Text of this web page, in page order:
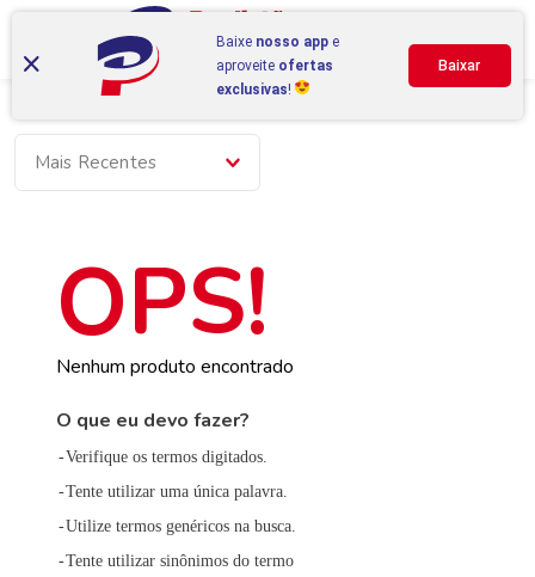
Mais Recentes
Nenhum produto encontrado
O que eu devo fazer?
Verifique os termos digitados.
Tente utilizar uma única palavra.
Utilize termos genéricos na busca.
Tente utilizar sinônimos do termo
Baixe nosso app e
aproveite ofertas
exclusivas!
Baixar